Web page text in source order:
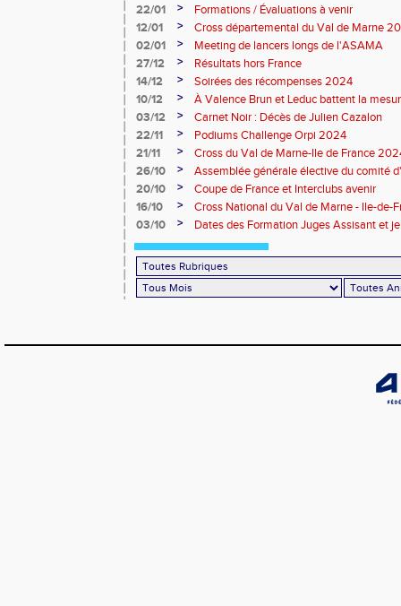
22/01
>
Formations / Évaluations à venir
12/01
>
Cross départemental du Val de Marne
02/01
>
Meeting de lancers longs de l'ASAMA
27/12
>
Résultats hors France
14/12
>
Soirées des récompenses 2024
10/12
>
À Valence Brun et Leduc battent la
03/12
>
Carnet Noir : Décès de Julien Cazalon
22/11
>
Podiums Challenge Orpi 2024
21/11
>
Cross du Val de Marne-Ile de France
26/10
>
Assemblée générale élective du comité
Marne
20/10 >
Coupe de France et Interclubs avenir
16/10
>
Cross National du Val de Marne - Ile-de-
03/10
> Dates des Formation Juges Assisant et